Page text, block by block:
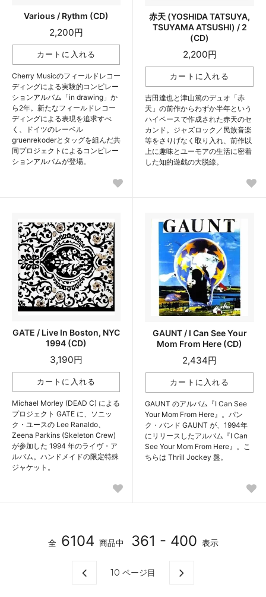
Various / Rythm (CD)
2,200円
Cherry Musicのフィールドレコー
ディングによる実験的コンピレー
ションアルバム「in drawing」か
ら2年。新たなフィールドレコー
ディングによる表現を追求すべ
く、ドイツのレーベル
gruenrekoderとタッグを組んだ共
同プロジェクトによるコンピレー
ションアルバムが登場。
赤天 (YOSHIDA TATSUYA,
TSUYAMA ATSUSHI) / 2
(CD)
2,200円
吉田達也と津山篤のデュオ「赤
天」の前作からわずか半年という
ハイペースで作成された赤天のセ
カンド。ジャズロック／民族音楽
等をさりげなく取り入れ、前作以
上に趣味とユーモアの生活に密着
した知的遊戯の大脱線。
GATE / Live In Boston, NYC
1994 (CD)
3,190円
Michael Morley (DEAD C) による
プロジェクト GATE に、ソニッ
ク・ユースの Lee Ranaldo、
Zeena Parkins (Skeleton Crew)
が参加した 1994 年のライヴ・ア
ルバム。ハンドメイドの限定特殊
ジャケット。
GAUNT / I Can See Your
Mom From Here (CD)
2,434円
GAUNT のアルバム『I Can See
Your Mom From Here』。パン
ク・バンド GAUNT が、1994年
にリリースしたアルバム『I Can
See Your Mom From Here』。こ
ちらは Thrill Jockey 盤。
全 6104 商品中 361 - 400 表示
10 ページ目